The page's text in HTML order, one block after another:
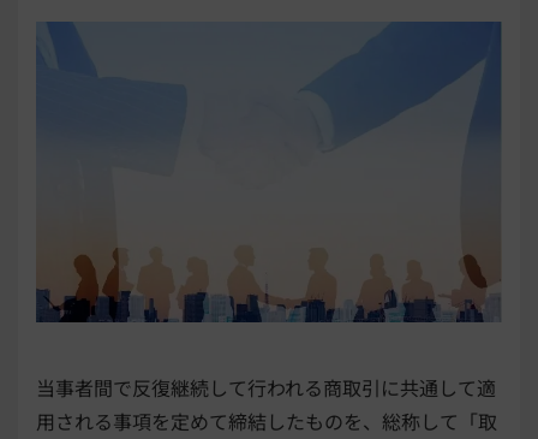
当事者間で反復継続して行われる商取引に共通して適
用される事項を定めて締結したものを、総称して「取